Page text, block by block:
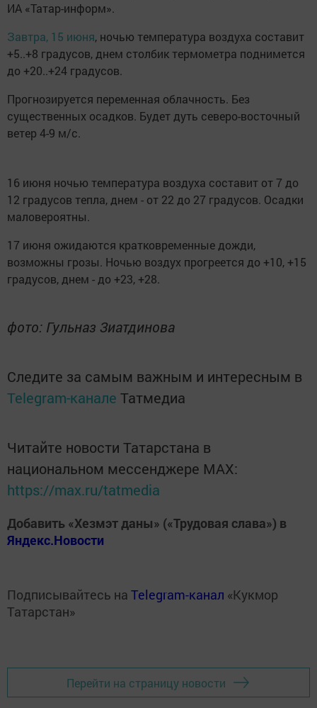
ИА «Татар-информ».
Завтра, 15 июня, ночью температура воздуха составит
+5..+8 градусов, днем столбик термометра поднимется
до +20..+24 градусов.
Прогнозируется переменная облачность. Без
существенных осадков. Будет дуть северо-восточный
ветер 4-9 м/с.
16 июня ночью температура воздуха составит от 7 до
12 градусов тепла, днем - от 22 до 27 градусов. Осадки
маловероятны.
17 июня ожидаются кратковременные дожди,
возможны грозы. Ночью воздух прогреется до +10, +15
градусов, днем - до +23, +28.
фото: Гульназ Зиатдинова
Следите за самым важным и интересным в
Telegram-канале Татмедиа
Читайте новости Татарстана в
национальном мессенджере MАХ:
https://max.ru/tatmedia
Добавить «Хезмэт даны» («Трудовая слава») в
Яндекс.Новости
Подписывайтесь на Telegram-канал «Кукмор
Татарстан»
Перейти на страницу новости